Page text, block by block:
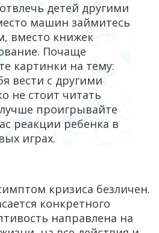
детей другими
машин займитесь
вместо книжек
Почаще
картинки на тему:
вести с другими
не стоит читать
проигрывайте
реакции ребенка в
играх.
кризиса безличен.
конкретного
направлена на